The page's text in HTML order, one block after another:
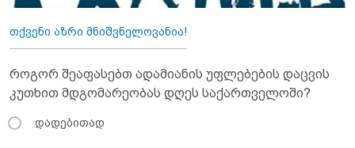
თქვენი აზრი მნიშვნელოვანია!
როგორ შეაფასებთ ადამიანის უფლებების დაცვის
კუთხით მდგომარეობას დღეს საქართველოში?
დადებითად